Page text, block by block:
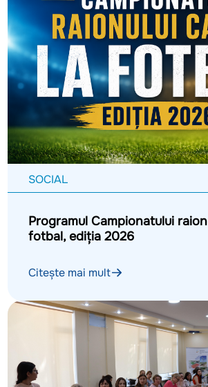
SOCIAL
Programul Campionatului
fotbal, ediția 2026
Citește mai mult